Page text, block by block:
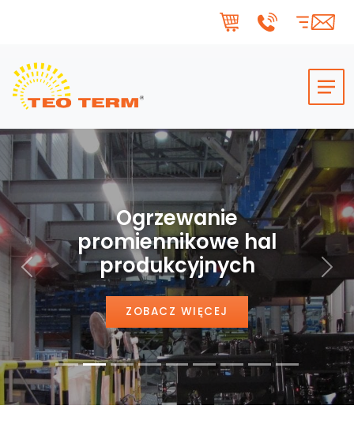
Ogrzewanie
promiennikowe hal
produkcyjnych
ZOBACZ WIĘCEJ
Poprzedni